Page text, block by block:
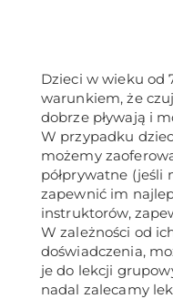
Dzieci w wieku od
warunkiem, że
dobrze pływają i
W przypadku
możemy
półprywatne (jeśli
zapewnić im
instruktorów,
W zależności od
doświadczenia,
je do lekcji
nadal zalecamy